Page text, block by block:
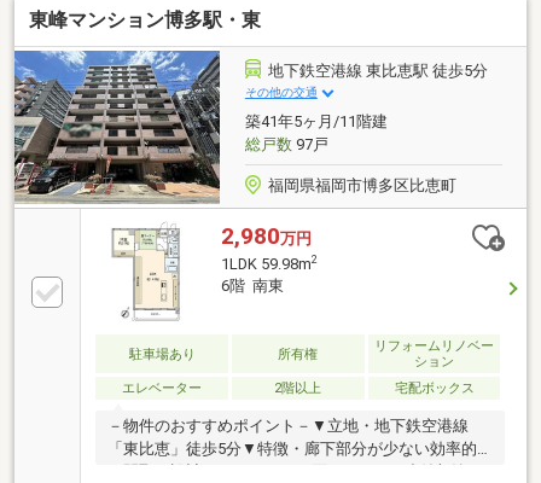
談いただけますよ☆令和8年8月内装リフォーム【内
訳：キッチン、浴室、洗面化粧台、トイレ、建具、玄
関収納、クロス貼替、フローリング・フロアタイル、
エアコン（LDK）、スイッチ・コンセント、室内クリ
ーニング等】◆ペット相談可※飼育細則有◆事務所利
用相談可※規約有◆令和4年5月大規模修繕工事実施済
東峰マンション博多駅・東
地下鉄空港線 東比恵駅 徒歩5分
その他の交通
築41年5ヶ月/11階建
総戸数97戸
福岡県福岡市博多区比恵町
2,980万円
1LDK 59.98m2
6階 南東
駐車場あり 所有権
リフォームリノベー
ション
エレベーター
2階以上 宅配ボックス
－物件のおすすめポイント－▼立地・地下鉄空港線
「東比恵」徒歩5分▼特徴・廊下部分が少ない効率的